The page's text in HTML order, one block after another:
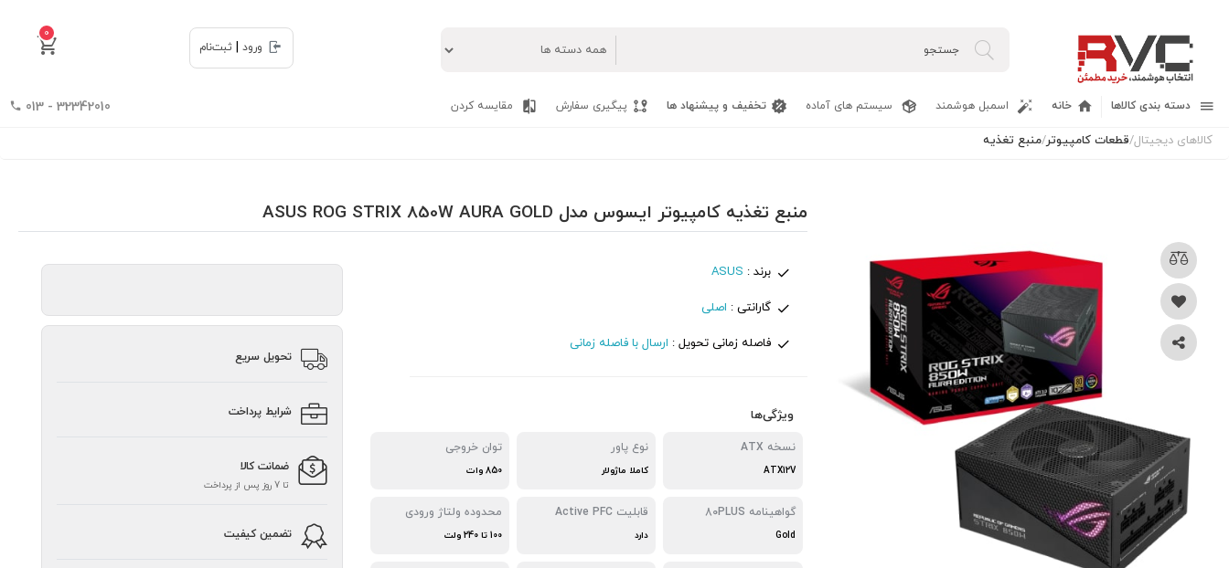
0
ورود
ثبت‌نام
دسته بندی کالاها خانه اسمبل هوشمند سیستم های آماده تخفیف و پیشنهاد ها پیگیری سفارش مقایسه کردن 32342010 - 013
کالاهای دیجیتال/قطعات کامپیوتر/منبع تغذیه
منبع تغذیه کامپیوتر ایسوس مدل ASUS ROG STRIX 850W AURA GOLD
برند : ASUS
گارانتی : اصلی
فاصله زمانی تحویل : ارسال با فاصله زمانی
ویژگی‌ها
نسخه ATX
ATX12V
نوع پاور
کاملا ماژولار
توان خروجی
850 وات
گواهینامه 80PLUS
Gold
قابلیت Active PFC
دارد
محدوده ولتاژ ورودی
100 تا 240 ولت
تحویل سریع
شرایط پرداخت
ضمانت کالا
تا 7 روز پس از پرداخت
تضمین کیفیت